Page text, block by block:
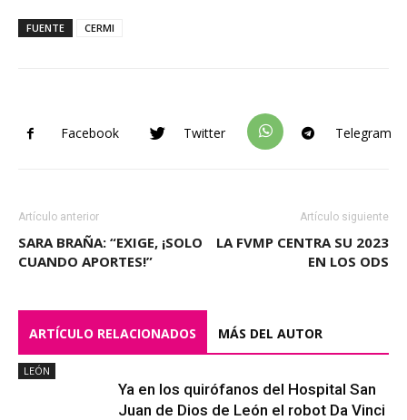
FUENTE CERMI
Facebook Twitter Telegram
Artículo anterior
SARA BRAÑA: “EXIGE, ¡SOLO
CUANDO APORTES!”
Artículo siguiente
LA FVMP CENTRA SU 2023
EN LOS ODS
ARTÍCULO RELACIONADOS MÁS DEL AUTOR
LEÓN
Ya en los quirófanos del Hospital San
Juan de Dios de León el robot Da Vinci